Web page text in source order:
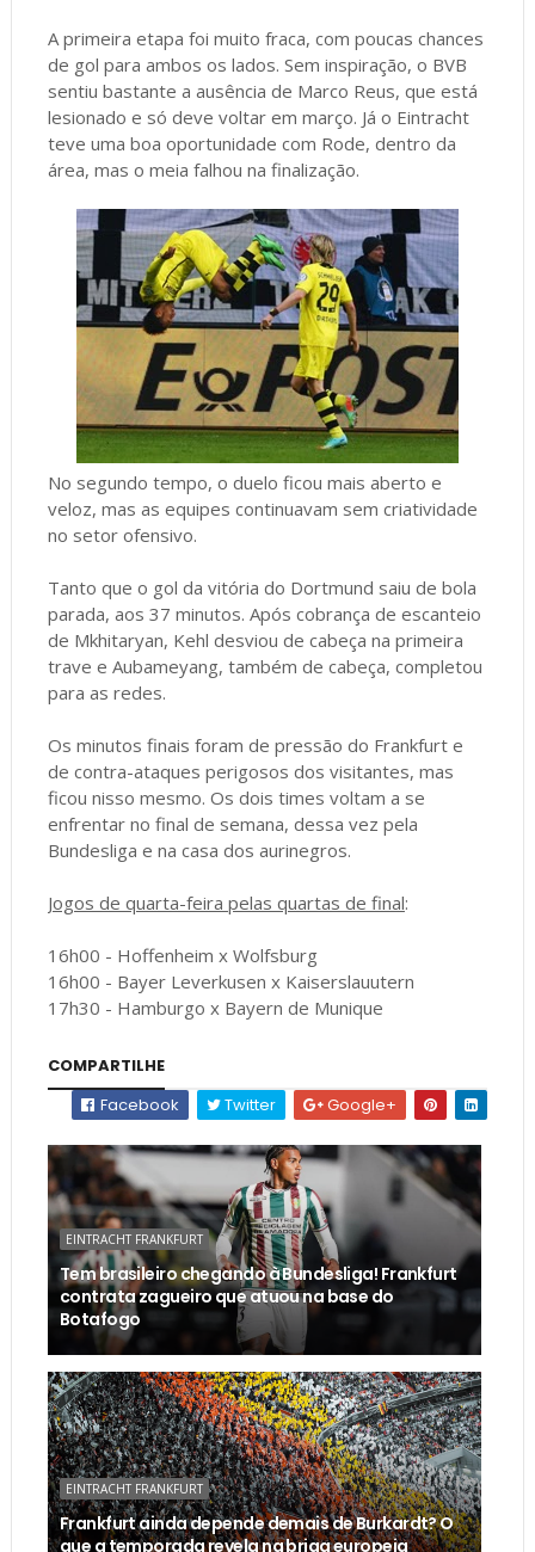
A primeira etapa foi muito fraca, com poucas chances
de gol para ambos os lados. Sem inspiração, o BVB
sentiu bastante a ausência de Marco Reus, que está
lesionado e só deve voltar em março. Já o Eintracht
teve uma boa oportunidade com Rode, dentro da
área, mas o meia falhou na finalização.
No segundo tempo, o duelo ficou mais aberto e
veloz, mas as equipes continuavam sem criatividade
no setor ofensivo.
Tanto que o gol da vitória do Dortmund saiu de bola
parada, aos 37 minutos. Após cobrança de escanteio
de Mkhitaryan, Kehl desviou de cabeça na primeira
trave e Aubameyang, também de cabeça, completou
para as redes.
Os minutos finais foram de pressão do Frankfurt e
de contra-ataques perigosos dos visitantes, mas
ficou nisso mesmo. Os dois times voltam a se
enfrentar no final de semana, dessa vez pela
Bundesliga e na casa dos aurinegros.
Jogos de quarta-feira pelas quartas de final:
16h00 - Hoffenheim x Wolfsburg
16h00 - Bayer Leverkusen x Kaiserslauutern
17h30 - Hamburgo x Bayern de Munique
COMPARTILHE
Facebook
Twitter Google+
EINTRACHT FRANKFURT
Tem brasileiro chegando à Bundesliga! Frankfurt
contrata zagueiro que atuou na base do
Botafogo
EINTRACHT FRANKFURT
Frankfurt ainda depende demais de Burkardt? O
que a temporada revela na briga europeia